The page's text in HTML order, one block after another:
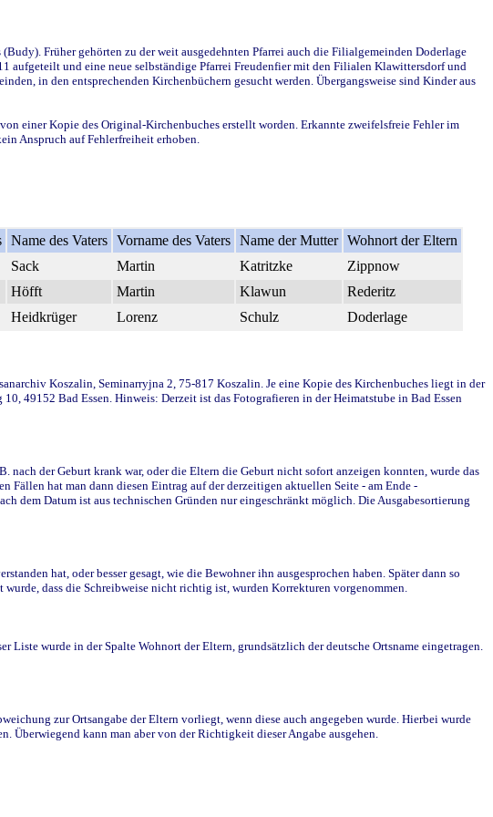
Früher gehörten zu der weit ausgedehnten Pfarrei auch die Filialgemeinden Doderlage
aufgeteilt und eine neue selbständige Pfarrei Freudenfier mit den Filialen Klawittersdorf und
in den entsprechenden Kirchenbüchern gesucht werden. Übergangsweise sind Kinder aus
einer Kopie des Original-Kirchenbuches erstellt worden. Erkannte zweifelsfreie Fehler im
Anspruch auf Fehlerfreiheit erhoben.
Name des Vaters Vorname des Vaters Name der Mutter Wohnort der Eltern
Sack Martin Katritzke
Zippnow
Höfft Martin Klawun
Rederitz
Heidkrüger Lorenz Schulz Doderlage
Koszalin, Seminarryjna 2, 75-817 Koszalin. Je eine Kopie des Kirchenbuches liegt in der
49152 Bad Essen. Hinweis: Derzeit ist das Fotografieren in der Heimatstube in Bad Essen
der Geburt krank war, oder die Eltern die Geburt nicht sofort anzeigen konnten, wurde das
Fällen hat man dann diesen Eintrag auf der derzeitigen aktuellen Seite - am Ende -
dem Datum ist aus technischen Gründen nur eingeschränkt möglich. Die Ausgabesortierung
hat, oder besser gesagt, wie die Bewohner ihn ausgesprochen haben. Später dann so
dass die Schreibweise nicht richtig ist, wurden Korrekturen vorgenommen.
wurde in der Spalte Wohnort der Eltern, grundsätzlich der deutsche Ortsname eingetragen.
zur Ortsangabe der Eltern vorliegt, wenn diese auch angegeben wurde. Hierbei wurde
Überwiegend kann man aber von der Richtigkeit dieser Angabe ausgehen.